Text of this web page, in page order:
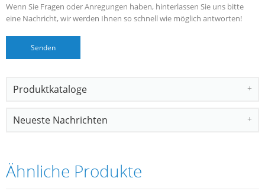
Wenn Sie Fragen oder Anregungen haben, hinterlassen Sie uns bitte
eine Nachricht, wir werden Ihnen so schnell wie möglich antworten!
Produktkataloge
Neueste Nachrichten
Ähnliche Produkte